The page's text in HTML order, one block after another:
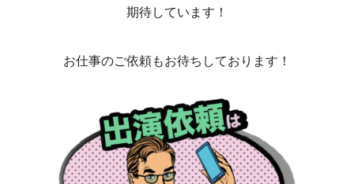
期待しています！
お仕事のご依頼もお待ちしております！